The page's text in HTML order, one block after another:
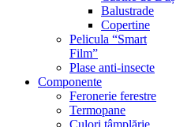
Balustrade
Copertine
Pelicula “Smart
Film”
Plase anti-insecte
Componente
Feronerie ferestre
Termopane
Culori tâmplărie